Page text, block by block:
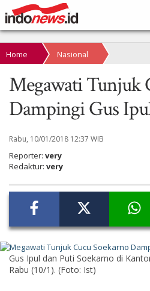
Home Nasional
Megawati Tunjuk
Dampingi Gus
Rabu, 10/01/2018 12:37 WIB
Reporter: very
Redaktur: very
Gus Ipul dan Puti Soekarno di
Rabu (10/1). (Foto: Ist)